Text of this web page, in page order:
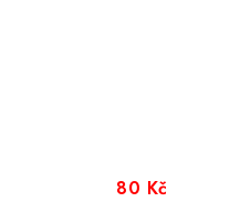
80 Kč